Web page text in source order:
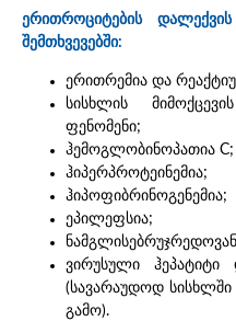
ერითროციტების
შემთხვევებში:
ერითრემია და
სისხლის
ფენომენი;
ჰემოგლობინოპათია C;
ჰიპერპროტეინემია;
ჰიპოფიბრინოგენემია;
ეპილეფსია;
ვირუსული
(სავარაუდოდ სისხლში
გამო).